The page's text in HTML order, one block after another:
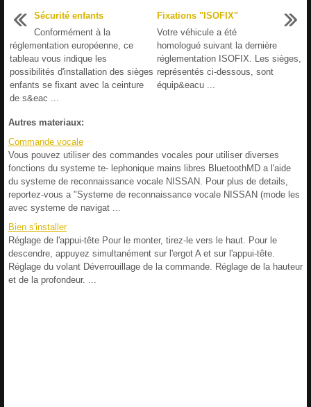
Sécurité enfants
Conformément à la
réglementation européenne, ce
tableau vous indique les
possibilités d'installation des sièges
enfants se fixant avec la ceinture
de s&eac ...
Fixations "ISOFIX"
Votre véhicule a été
homologué suivant la dernière
réglementation ISOFIX. Les sièges,
représentés ci-dessous, sont
équip&eacu ...
Autres materiaux:
Commande vocale
Vous pouvez utiliser des commandes vocales pour utiliser diverses
fonctions du systeme te- lephonique mains libres BluetoothMD a l'aide
du systeme de reconnaissance vocale NISSAN. Pour plus de details,
reportez-vous a "Systeme de reconnaissance vocale NISSAN (mode les
avec systeme de navigat ...
Bien s'installer
Réglage de l'appui-tête Pour le monter, tirez-le vers le haut. Pour le
descendre, appuyez simultanément sur l'ergot A et sur l'appui-tête.
Réglage du volant Déverrouillage de la commande. Réglage de la hauteur
et de la profondeur. ...